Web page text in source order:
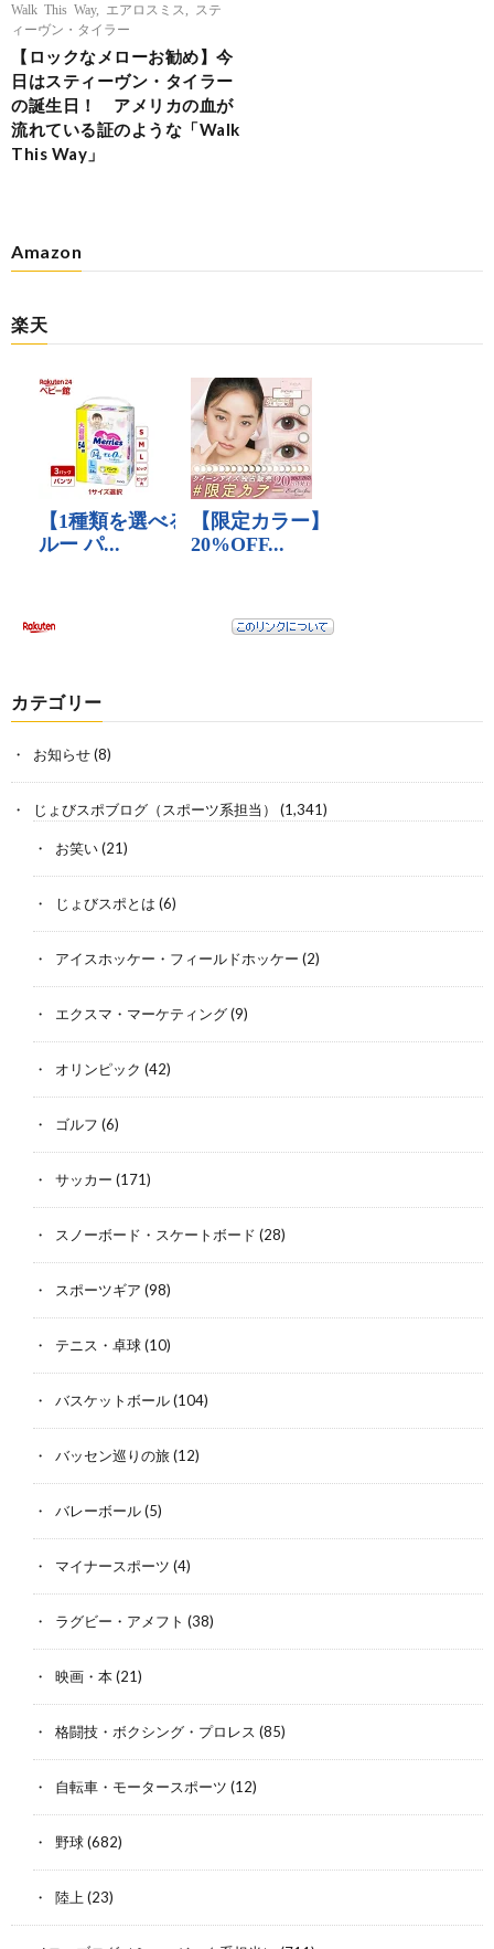
Walk This Way, エアロスミス
ステ
ィーヴン・タイラー
【ロックなメローお勧め】今
日はスティーヴン・タイラー
の誕生日！ アメリカの血が
流れている証のような「Walk
This Way」
Amazon
楽天
カテゴリー
お知らせ(8)
じょびスポブログ（スポーツ系担当） (1,341)
お笑い(21)
じょびスポとは (6)
アイスホッケー・フィールドホッケー (2)
エクスマ・マーケティング(9)
オリンピック (42)
ゴルフ (6)
サッカー (171)
スノーボード・スケートボード (28)
スポーツギア (98)
テニス・卓球(10)
バスケットボール(104)
バッセン巡りの旅(12)
バレーボール(5)
マイナースポーツ (4)
ラグビー・アメフト (38)
映画・本(21)
格闘技・ボクシング・プロレス (85)
自転車・モータースポーツ (12)
野球(682)
陸上 (23)